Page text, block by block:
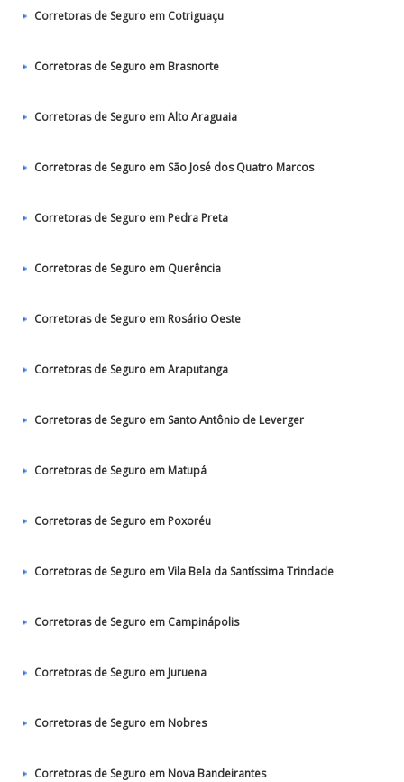
Corretoras de Seguro em Cotriguaçu
Corretoras de Seguro em Brasnorte
Corretoras de Seguro em Alto Araguaia
Corretoras de Seguro em São José dos Quatro Marcos
Corretoras de Seguro em Pedra Preta
Corretoras de Seguro em Querência
Corretoras de Seguro em Rosário Oeste
Corretoras de Seguro em Araputanga
Corretoras de Seguro em Santo Antônio de Leverger
Corretoras de Seguro em Matupá
Corretoras de Seguro em Poxoréu
Corretoras de Seguro em Vila Bela da Santíssima Trindade
Corretoras de Seguro em Campinápolis
Corretoras de Seguro em Juruena
Corretoras de Seguro em Nobres
Corretoras de Seguro em Nova Bandeirantes